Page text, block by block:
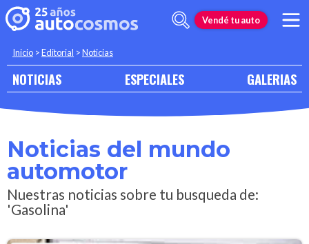
Vendé tu auto
Inicio >Editorial >Noticias
NOTICIAS ESPECIALES GALERIAS
Noticias del mundo
automotor
Nuestras noticias sobre tu busqueda de:
'Gasolina'